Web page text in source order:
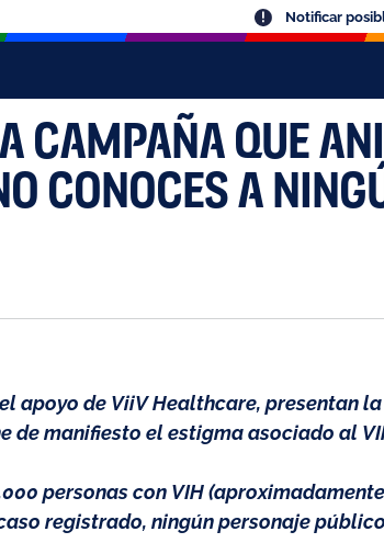
Notificar
CAMPAÑA QUE
CONOCES A
el apoyo de ViiV Healthcare, presentan
de manifiesto el estigma asociado al
personas con VIH
registrado, ningún personaje